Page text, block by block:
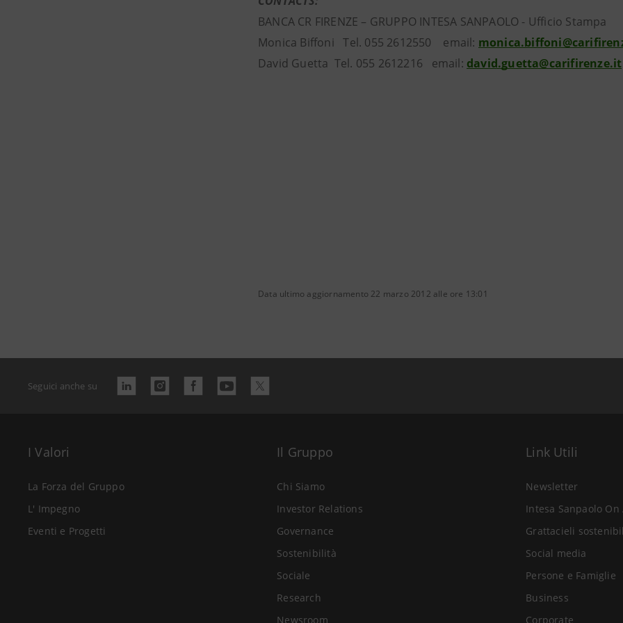
BANCA CR FIRENZE – GRUPPO INTESA SANPAOLO - Ufficio Stampa
Monica Biffoni Tel. 055 2612550 email:
David Guetta Tel. 055 2612216 email: david.guetta@carifirenze.it
Data ultimo aggiornamento 22 marzo 2012 alle ore 13:01
Seguici anche su
I Valori
La Forza del Gruppo
L' Impegno
Eventi e Progetti
Il Gruppo
Chi Siamo
Investor Relations
Governance
Sostenibilità
Sociale
Research
Newsroom
Link Utili
Newsletter
Intesa Sanpaolo On
Grattacieli
Social media
Persone e Famiglie
Business
Corporate